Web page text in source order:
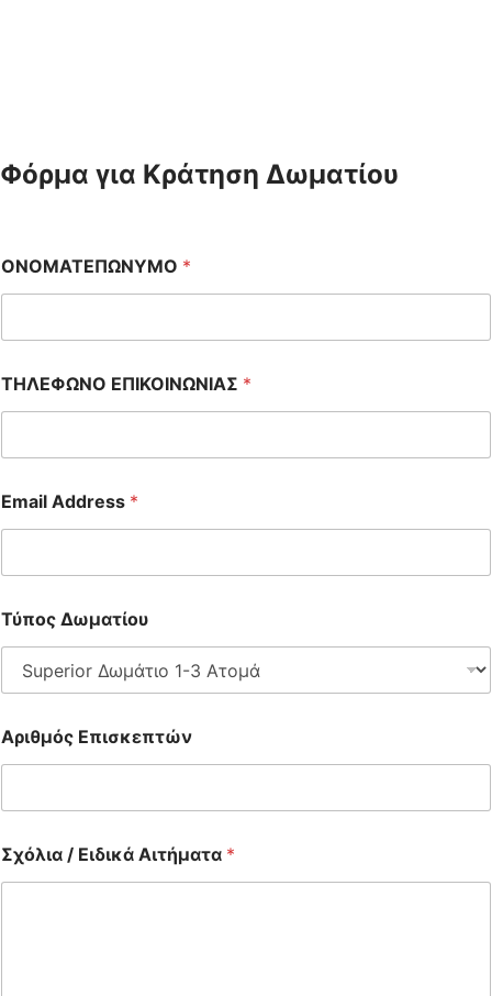
Φόρμα για Κράτηση Δωματίου
ΟΝΟΜΑΤΕΠΩΝΥΜΟ *
ΤΗΛΕΦΩΝΟ ΕΠΙΚΟΙΝΩΝΙΑΣ *
Email Address *
Σ
χ
λ
α
Τ
Η
Ε
Ω
Τύπος Δωματίου
Αριθμός Επισκεπτών
Σχόλια / Ειδικά Αιτήματα *